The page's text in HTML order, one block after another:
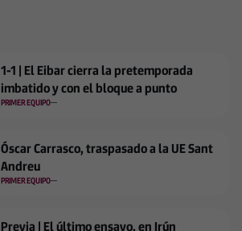
1-1 | El Eibar cierra la pretemporada
imbatido y con el bloque a punto
PRIMER EQUIPO
Óscar Carrasco, traspasado a la UE Sant
Andreu
PRIMER EQUIPO
Previa | El último ensayo, en Irún